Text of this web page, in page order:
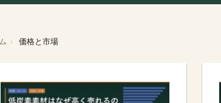
価格と市場